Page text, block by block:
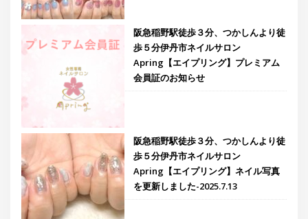
阪急稲野駅徒歩３分、つかしんより徒
歩５分伊丹市ネイルサロン
Apring【エイプリング】プレミアム
会員証のお知らせ
阪急稲野駅徒歩３分、つかしんより徒
歩５分伊丹市ネイルサロン
Apring【エイプリング】ネイル写真
を更新しました-2025.7.13